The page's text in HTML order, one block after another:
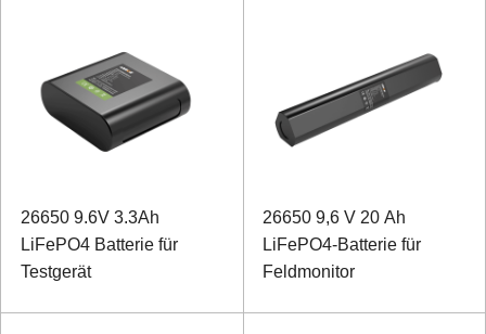
26650 9.6V 3.3Ah
LiFePO4 Batterie für
Testgerät
26650 9,6 V 20 Ah
LiFePO4-Batterie für
Feldmonitor